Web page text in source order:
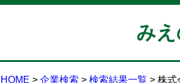
み
HOME 企業検索 検索結果一覧 株式